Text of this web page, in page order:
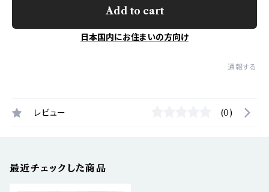
Add to cart
日本国内にお住まいの方向け
通報する
レビュー (0)
最近チェックした商品